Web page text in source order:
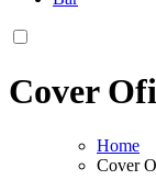
Cover
Home
Cover